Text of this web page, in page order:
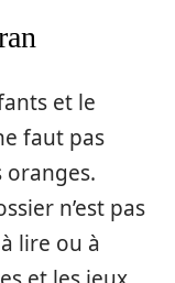
et le
faut pas
oranges.
n’est pas
lire ou à